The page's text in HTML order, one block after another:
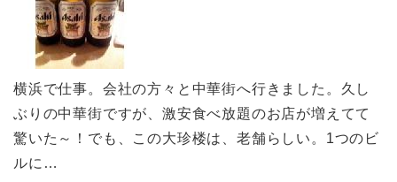
横浜で仕事。会社の方々と中華街へ行きました。久し
ぶりの中華街ですが、激安食べ放題のお店が増えてて
驚いた～！でも、この大珍楼は、老舗らしい。1つのビ
ルに…